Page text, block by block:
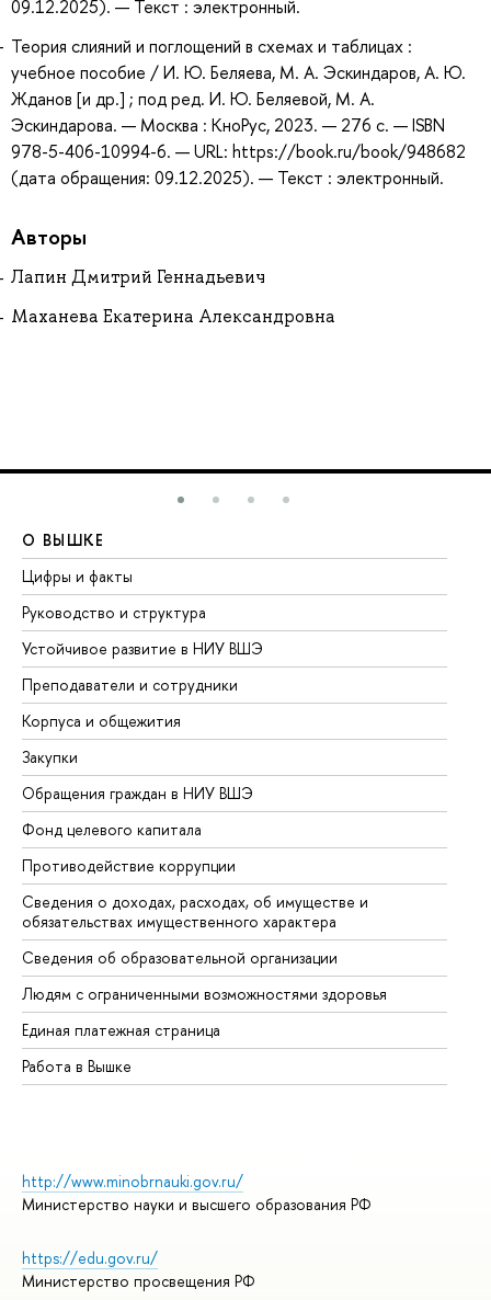
09.12.2025). — Текст : электронный.
Теория слияний и поглощений в схемах и таблицах :
учебное пособие / И. Ю. Беляева, М. А. Эскиндаров, А. Ю.
Жданов [и др.] ; под ред. И. Ю. Беляевой, М. А.
Эскиндарова. — Москва : КноРус, 2023. — 276 с. — ISBN
978-5-406-10994-6. — URL: https://book.ru/book/948682
(дата обращения: 09.12.2025). — Текст : электронный.
Авторы
Лапин Дмитрий Геннадьевич
Маханева Екатерина Александровна
О ВЫШКЕ
Цифры и факты
Руководство и структура
Устойчивое развитие в НИУ ВШЭ
Преподаватели и сотрудники
Корпуса и общежития
Закупки
Обращения граждан в НИУ ВШЭ
Фонд целевого капитала
Противодействие коррупции
Сведения о доходах, расходах, об имуществе и
обязательствах имущественного характера
Сведения об образовательной организации
Людям с ограниченными возможностями здоровья
Единая платежная страница
Работа в Вышке
http://www.minobrnauki.gov.ru/
Министерство науки и высшего образования РФ
https://edu.gov.ru/
Министерство просвещения РФ